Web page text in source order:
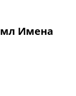
мл Имена